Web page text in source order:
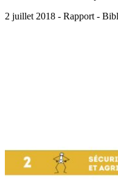
2 juillet 2018 - Rapport -